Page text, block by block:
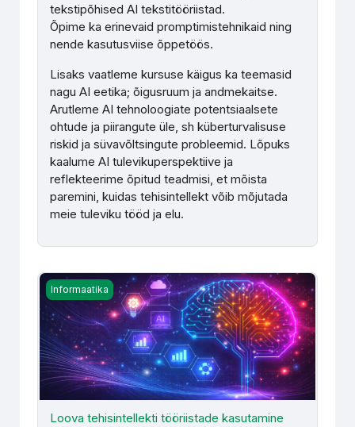
tekstipõhised AI tekstitööriistad.
Õpime ka erinevaid promptimistehnikaid ning
nende kasutusviise õppetöös.
Lisaks vaatleme kursuse käigus ka teemasid
nagu AI eetika; õigusruum ja andmekaitse.
Arutleme AI tehnoloogiate potentsiaalsete
ohtude ja piirangute üle, sh küberturvalisuse
riskid ja süvavõltsingute probleemid. Lõpuks
kaalume AI tulevikuperspektiive ja
reflekteerime õpitud teadmisi, et mõista
paremini, kuidas tehisintellekt võib mõjutada
meie tuleviku tööd ja elu.
Loova tehisintellekti tööriistade kasutamine õppetöös
Informaatika
Loova tehisintellekti tööriistade kasutamine